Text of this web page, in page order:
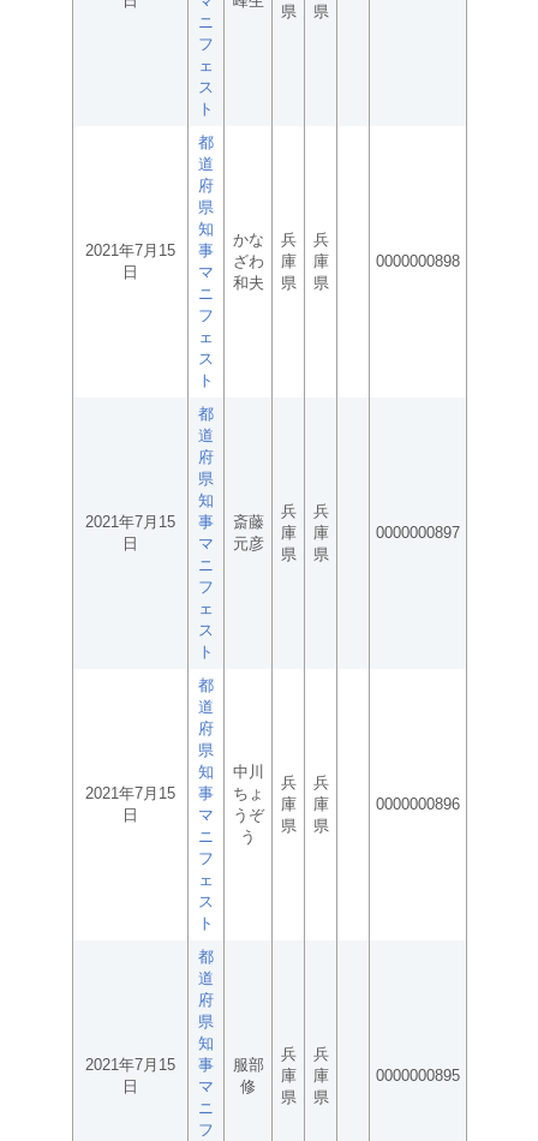
ニ
フ
ェ
ス
ト
県 県
2021年7月15
日
都
道
府
県
知
事
マ
ニ
フ
ェ
ス
ト
かな
ざわ
和夫
兵
庫
県
兵
庫
県
0000000898
2021年7月15
日
都
道
府
県
知
事
マ
ニ
フ
ェ
ス
ト
斎藤
元彦
兵
庫
県
兵
庫
県
0000000897
2021年7月15
日
都
道
府
県
知
事
マ
ニ
フ
ェ
ス
ト
中川
ちょ
うぞ
う
兵
庫
県
兵
庫
県
0000000896
2021年7月15
日
都
道
府
県
知
事
マ
ニ
フ
服部
修
兵
庫
県
兵
庫
県
0000000895